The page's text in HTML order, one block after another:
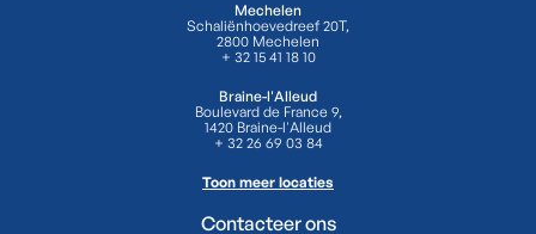
Mechelen
Schaliënhoevedreef 20T,
2800 Mechelen
+ 32 15 41 18 10
Braine-l'Alleud
Boulevard de France 9,
1420 Braine-l'Alleud
+ 32 26 69 03 84
Toon meer locaties
Contacteer ons